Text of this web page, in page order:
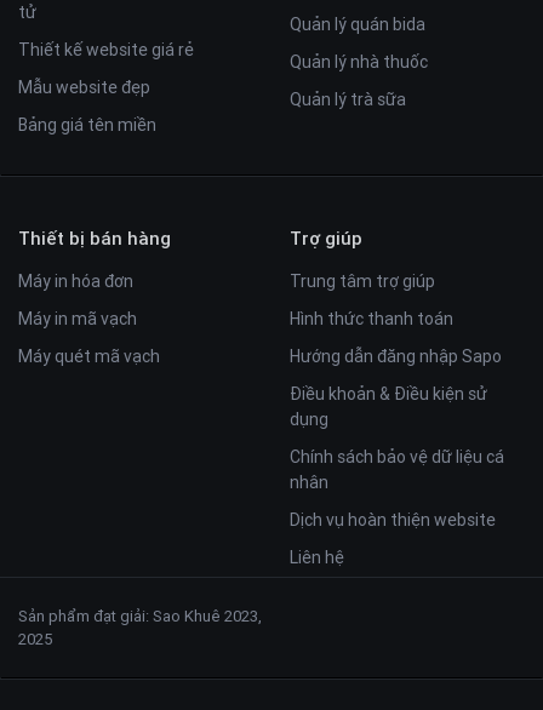
tử
Thiết kế website giá rẻ
Mẫu website đẹp
Bảng giá tên miền
Quản lý quán bida
Quản lý nhà thuốc
Quản lý trà sữa
Thiết bị bán hàng
Máy in hóa đơn
Máy in mã vạch
Máy quét mã vạch
Trợ giúp
Trung tâm trợ giúp
Hình thức thanh toán
Hướng dẫn đăng nhập Sapo
Điều khoản & Điều kiện sử
dụng
Chính sách bảo vệ dữ liệu cá
nhân
Dịch vụ hoàn thiện website
Liên hệ
Sản phẩm đạt giải: Sao Khuê 2023,
2025